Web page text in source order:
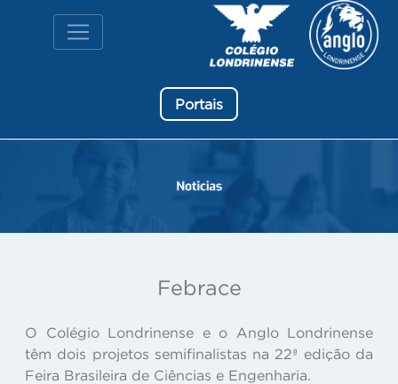
Portais
Febrace
O Colégio Londrinense e o Anglo Londrinense
têm dois projetos semifinalistas na 22ª edição da
Feira Brasileira de Ciências e Engenharia.